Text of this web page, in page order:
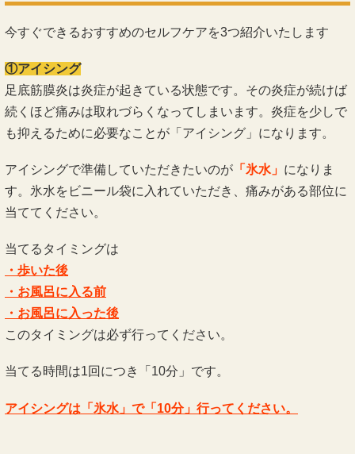
今すぐできるおすすめのセルフケアを3つ紹介いたします
①アイシング
足底筋膜炎は炎症が起きている状態です。その炎症が続けば
続くほど痛みは取れづらくなってしまいます。炎症を少しで
も抑えるために必要なことが「アイシング」になります。
アイシングで準備していただきたいのが 「氷水」 になりま
す。氷水をビニール袋に入れていただき、痛みがある部位に
当ててください。
当てるタイミングは
・歩いた後
・お風呂に入る前
・お風呂に入った後
このタイミングは必ず行ってください。
当てる時間は1回につき「10分」です。
アイシングは「氷水」で「10分」行ってください。